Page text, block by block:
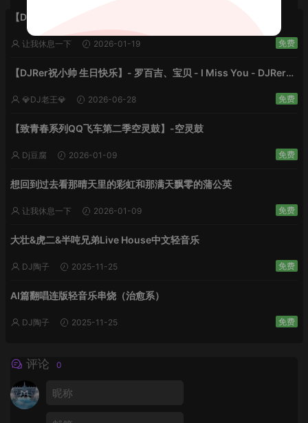
【DJ小飞祝大家新年快乐】 Big Big World - DjRer Vinx
让我休息一下 2026-01-19 免费
【DJRer祝小帅 生日快乐】- 罗百吉、宝贝 - I Miss You - DJRer
💎DJ老王💎 2026-06-28 免费
【致青春系列QQ飞车第二季空灵鼓】-空灵鼓
Dj豆腐 2026-01-09 免费
想回到过去看那晴天里的彩虹和那满天飘零的蒲公英
让我休息一下 2026-01-09 免费
大壮&虎二&半吨兄弟Live House中文轻音乐
DJ陶子 2025-11-25 免费
AI篇翻唱连版轻音乐串烧（治愈系）
DJ陶子 2025-11-25 免费
评论 0